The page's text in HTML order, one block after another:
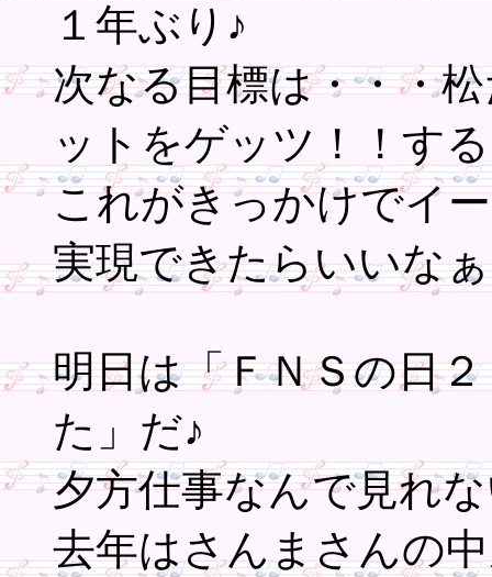
１年ぶり♪
次なる目標は・・・
ットをゲッツ！！す
これがきっかけでイ
実現できたらいいな
明日は「ＦＮＳの日
た」だ♪
夕方仕事なんで見れ
去年はさんまさんの